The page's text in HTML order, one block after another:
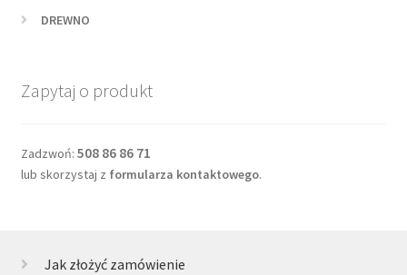
DREWNO
Zapytaj o produkt
Zadzwoń: 508 86 86 71
lub skorzystaj z formularza kontaktowego.
Jak złożyć zamówienie